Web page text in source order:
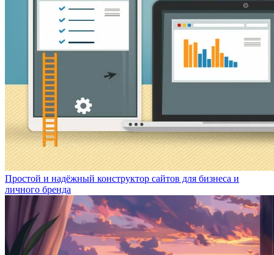
Простой и надёжный конструктор сайтов для бизнеса и
личного бренда